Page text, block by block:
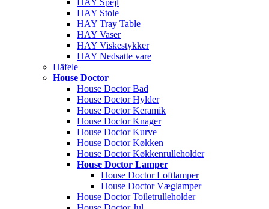
HAY Spejl
HAY Stole
HAY Tray Table
HAY Vaser
HAY Viskestykker
HAY Nedsatte vare
Häfele
House Doctor
House Doctor Bad
House Doctor Hylder
House Doctor Keramik
House Doctor Knager
House Doctor Kurve
House Doctor Køkken
House Doctor Køkkenrulleholder
House Doctor Lamper
House Doctor Loftlamper
House Doctor Væglamper
House Doctor Toiletrulleholder